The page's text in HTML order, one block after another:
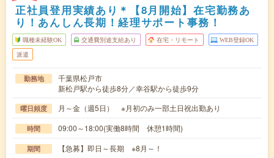
正社員登用実績あり＊【8月開始】在宅勤務あ
り！あんしん長期！経理サポート事務！
職種未経験OK 交通費別途支給あり 在宅・リモート WEB登録OK
派遣
勤務地
千葉県松戸市
新松戸駅から徒歩8分／幸谷駅から徒歩9分
曜日頻度 月～金（週5日） ※月初のみ一部土日祝出勤あり
時間 09:00～18:00(実働8時間 休憩1時間)
期間 【急募】即日～長期 ※8月～！